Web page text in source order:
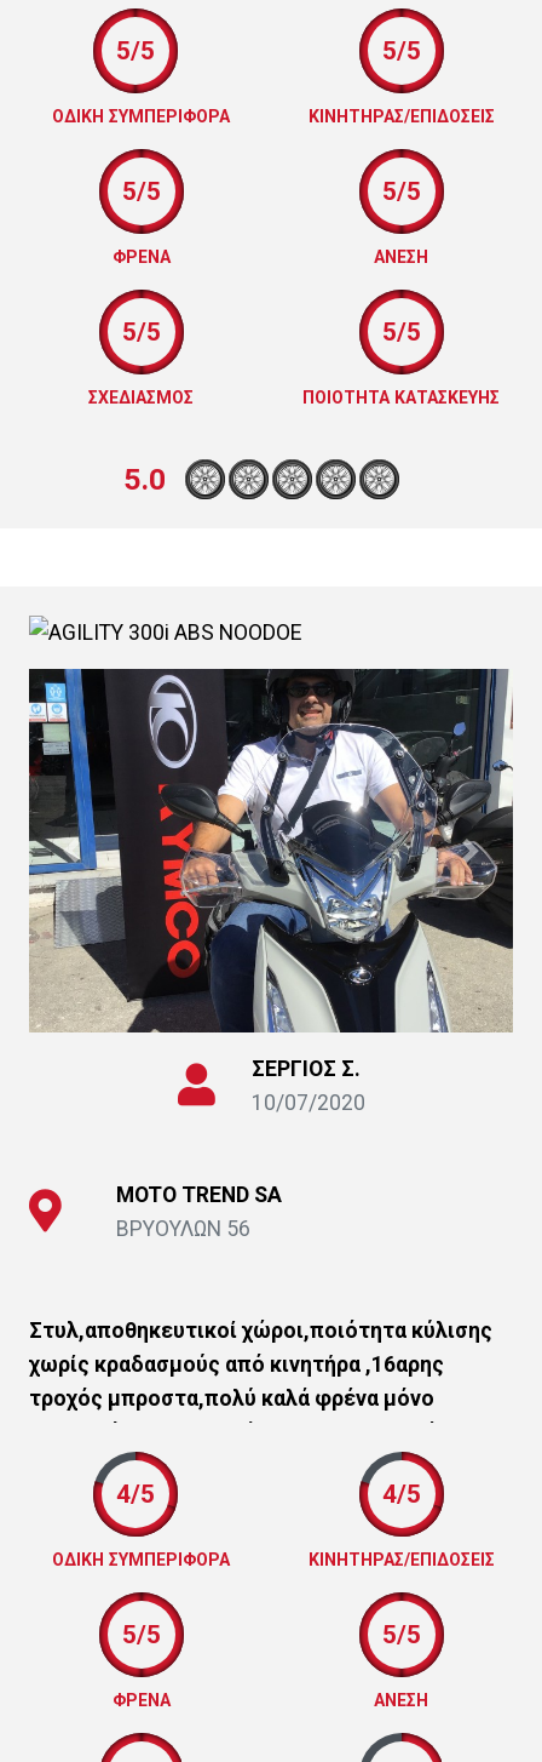
5/5
ΟΔΙΚΗ ΣΥΜΠΕΡΙΦΟΡΑ
5/5
ΚΙΝΗΤΗΡΑΣ/ΕΠΙΔΟΣΕΙΣ
5/5
ΦΡΕΝΑ
5/5
ΑΝΕΣΗ
5/5
ΣΧΕΔΙΑΣΜΟΣ
5/5
ΠΟΙΟΤΗΤΑ ΚΑΤΑΣΚΕΥΗΣ
5.0
ΣΕΡΓΙΟΣ Σ.
10/07/2020
MOTO ΤRΕΝD SΑ
ΒΡΥΟΥΛΩΝ 56
Στυλ,αποθηκευτικοί χώροι,ποιότητα κύλισης
χωρίς κραδασμούς από κινητήρα ,16αρης
τροχός μπροστα,πολύ καλά φρένα μόνο
4/5
ΟΔΙΚΗ ΣΥΜΠΕΡΙΦΟΡΑ
4/5
ΚΙΝΗΤΗΡΑΣ/ΕΠΙΔΟΣΕΙΣ
5/5
ΦΡΕΝΑ
5/5
ΑΝΕΣΗ